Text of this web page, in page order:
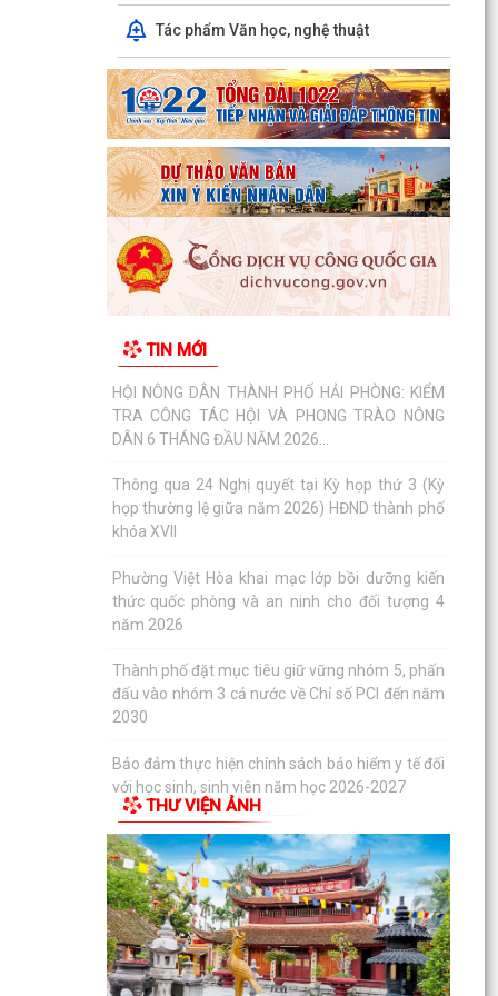
Tác phẩm Văn học, nghệ thuật
TIN MỚI
ĐẢNG BỘ PHƯỜNG VIỆT HÒA HỌC TẬP, QUÁN
TRIỆT NGHỊ QUYẾT HỘI NGHỊ LẦN THỨ BA BAN
CHẤP HÀNH TRUNG...
HỘI NÔNG DÂN THÀNH PHỐ HẢI PHÒNG: KIỂM
TRA CÔNG TÁC HỘI VÀ PHONG TRÀO NÔNG
DÂN 6 THÁNG ĐẦU NĂM 2026...
Thông qua 24 Nghị quyết tại Kỳ họp thứ 3 (Kỳ
họp thường lệ giữa năm 2026) HĐND thành phố
khóa XVII
Phường Việt Hòa khai mạc lớp bồi dưỡng kiến
năm 2026
Thành phố đặt mục tiêu giữ vững nhóm 5, phấn
đấu vào nhóm 3 cả nước về Chỉ số PCI đến năm
2030
Bảo đảm thực hiện chính sách bảo hiểm y tế đối
với học sinh, sinh viên năm học 2026-2027
kỹ năng thương lượng, ký kết thỏa ước lao động
tập thể
CHIẾN SĨ CÔNG AN PHƯỜNG
KỶ NIỆM 79 NĂM NGÀY THƯƠNG BINH - LIỆT SĨ
HỘI CỰU CHIẾN BINH PHỐI HỢP VỚI HỘI NẠN
NHÂN DA CAM/DIOXIN PHƯỜNG VIỆT HÒA
THĂM, TẶNG QUÀ GIA ĐÌNH...
PHƯỜNG VIỆT HÒA THẮP NẾN TRI ÂN CÁC ANH
HÙNG LIỆT SĨ NHÂN KỶ NIỆM 79 NĂM NGÀY
THƯƠNG BINH - LIỆT SĨ...
Phường Việt Hòa tổ chức ra quân dọn dẹp vệ
THƯ VIỆN ẢNH